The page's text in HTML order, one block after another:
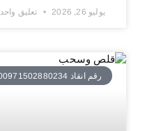
يوليو 26, 2026 تعليق واحد
رقم انقاذ 00971502880234